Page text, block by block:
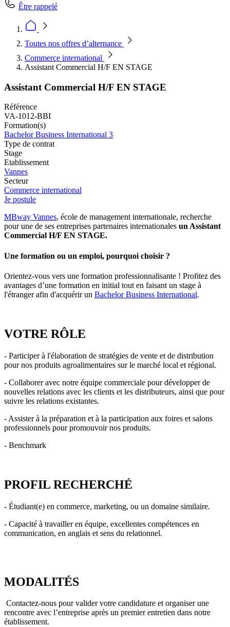
Être rappelé
Toutes nos offres d’alternance
Commerce international
Assistant Commercial H/F EN STAGE
Assistant Commercial H/F EN STAGE
Référence
VA-1012-BBI
Formation(s)
Bachelor Business International 3
Type de contrat
Stage
Etablissement
Vannes
Secteur
Commerce international
Je postule
MBway Vannes, école de management internationale, recherche
pour une de ses entreprises partenaires internationales un Assistant
Commercial H/F EN STAGE.
Une formation ou un emploi, pourquoi choisir ?
Orientez-vous vers une formation professionnalisante ! Profitez des
avantages d’une formation en initial tout en faisant un stage à
l'étranger afin d'acquérir un Bachelor Business International.
VOTRE RÔLE
- Participer à l'élaboration de stratégies de vente et de distribution
pour nos produits agroalimentaires sur le marché local et régional.
- Collaborer avec notre équipe commerciale pour développer de
nouvelles relations avec les clients et les distributeurs, ainsi que pour
suivre les relations existantes.
- Assister à la préparation et à la participation aux foires et salons
professionnels pour promouvoir nos produits.
- Benchmark
PROFIL RECHERCHÉ
- Étudiant(e) en commerce, marketing, ou un domaine similaire.
- Capacité à travailler en équipe, excellentes compétences en
communication, en anglais et sens du relationnel.
MODALITÉS
Contactez-nous pour valider votre candidature et organiser une
rencontre avec l’entreprise après un premier entretien dans notre
établissement.